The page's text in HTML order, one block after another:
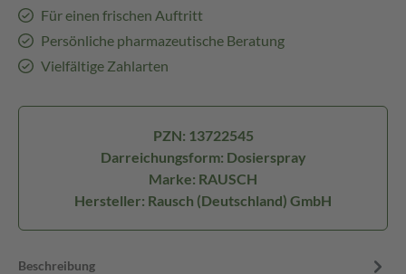
Für einen frischen Auftritt
Persönliche pharmazeutische Beratung
Vielfältige Zahlarten
PZN: 13722545
Darreichungsform: Dosierspray
Marke: RAUSCH
Hersteller: Rausch (Deutschland) GmbH
Beschreibung